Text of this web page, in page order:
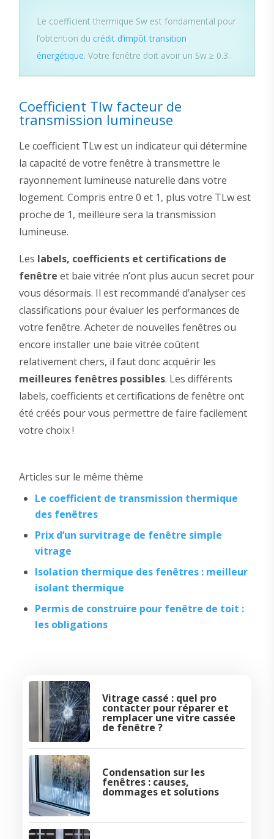
Le coefficient thermique Sw est fondamental pour
l’obtention du crédit d’impôt transition
énergétique. Votre fenêtre doit avoir un Sw ≥ 0.3.
Coefficient Tlw facteur de
transmission lumineuse
Le coefficient TLw est un indicateur qui détermine
la capacité de votre fenêtre à transmettre le
rayonnement lumineuse naturelle dans votre
logement. Compris entre 0 et 1, plus votre TLw est
proche de 1, meilleure sera la transmission
lumineuse.
Les labels, coefficients et certifications de
fenêtre et baie vitrée n’ont plus aucun secret pour
vous désormais. Il est recommandé d’analyser ces
classifications pour évaluer les performances de
votre fenêtre. Acheter de nouvelles fenêtres ou
encore installer une baie vitrée coûtent
relativement chers, il faut donc acquérir les
meilleures fenêtres possibles. Les différents
labels, coefficients et certifications de fenêtre ont
été créés pour vous permettre de faire facilement
votre choix !
Articles sur le même thème
Le coefficient de transmission thermique
des fenêtres
Prix d’un survitrage de fenêtre simple
vitrage
Isolation thermique des fenêtres : meilleur
isolant thermique
Permis de construire pour fenêtre de toit :
les obligations
Vitrage cassé : quel pro
contacter pour réparer et
remplacer une vitre cassée
de fenêtre ?
Condensation sur les
fenêtres : causes,
dommages et solutions